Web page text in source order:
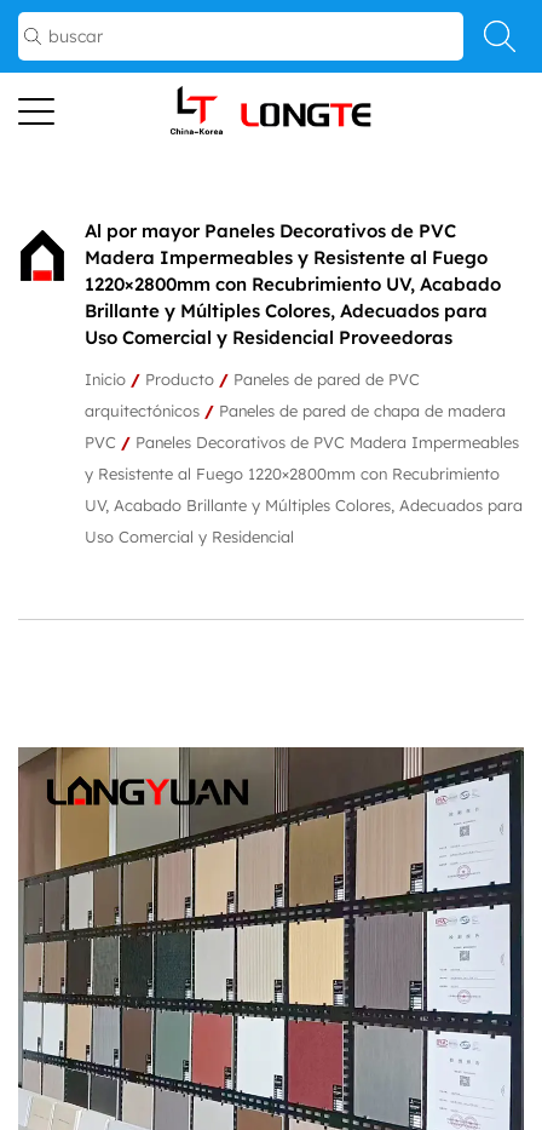
Al por mayor Paneles Decorativos de PVC
Madera Impermeables y Resistente al Fuego
1220×2800mm con Recubrimiento UV, Acabado
Brillante y Múltiples Colores, Adecuados para
Uso Comercial y Residencial Proveedoras
Inicio / Producto / Paneles de pared de PVC
arquitectónicos / Paneles de pared de chapa de madera
PVC / Paneles Decorativos de PVC Madera Impermeables
y Resistente al Fuego 1220×2800mm con Recubrimiento
UV, Acabado Brillante y Múltiples Colores, Adecuados para
Uso Comercial y Residencial